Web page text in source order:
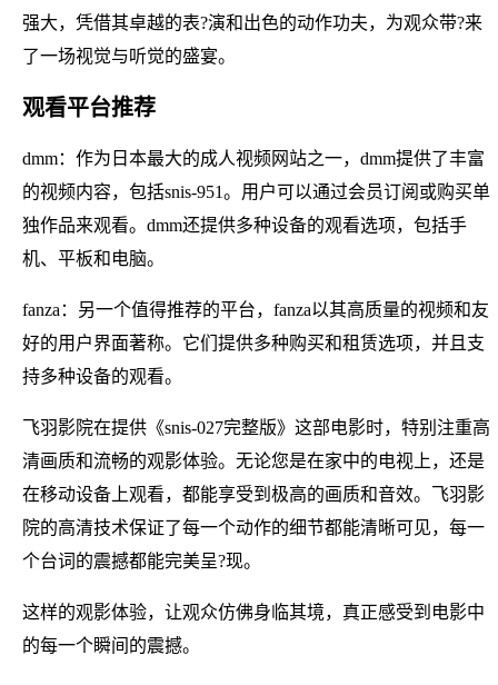
强大，凭借其卓越的表?演和出色的动作功夫，为观众带?来
了一场视觉与听觉的盛宴。
观看平台推荐
dmm：作为日本最大的成人视频网站之一，dmm提供了丰富
的视频内容，包括snis-951。用户可以通过会员订阅或购买单
独作品来观看。dmm还提供多种设备的观看选项，包括手
机、平板和电脑。
fanza：另一个值得推荐的平台，fanza以其高质量的视频和友
好的用户界面著称。它们提供多种购买和租赁选项，并且支
持多种设备的观看。
飞羽影院在提供《snis-027完整版》这部电影时，特别注重高
清画质和流畅的观影体验。无论您是在家中的电视上，还是
在移动设备上观看，都能享受到极高的画质和音效。飞羽影
院的高清技术保证了每一个动作的细节都能清晰可见，每一
个台词的震撼都能完美呈?现。
这样的观影体验，让观众仿佛身临其境，真正感受到电影中
的每一个瞬间的震撼。